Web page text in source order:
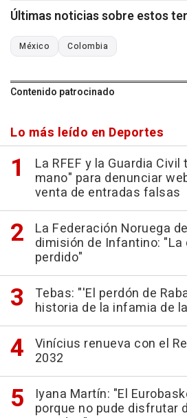
Últimas noticias sobre estos
México Colombia
Contenido patrocinado
Lo más leído en Deportes
La RFEF y la Guardia
mano" para denunciar
venta de entradas falsas
La Federación Noruega
dimisión de Infantino:
perdido"
Tebas: "'El perdón de
historia de la infamia de
Vinícius renueva con el
2032
Iyana Martín: "El
porque no pude disfrutar